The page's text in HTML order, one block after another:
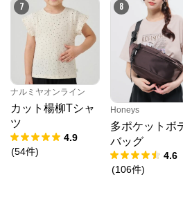
7
ナルミヤオンライン
カット楊柳Tシャ
ツ
4.9
(54件)
8
Honeys
多ポケットボ
バッグ
4.6
(106件)
時谷堂百貨
公式ECサ
※外部サイトが開き
時谷堂百貨 からの
時谷堂百貨は、パナマハット、フ
れハット、ハンチング、ベレー帽
な紳士帽を数多く取り揃える帽子